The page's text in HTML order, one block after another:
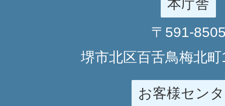
本庁舎
〒591-
堺市北区百舌鳥梅北
お客様セン